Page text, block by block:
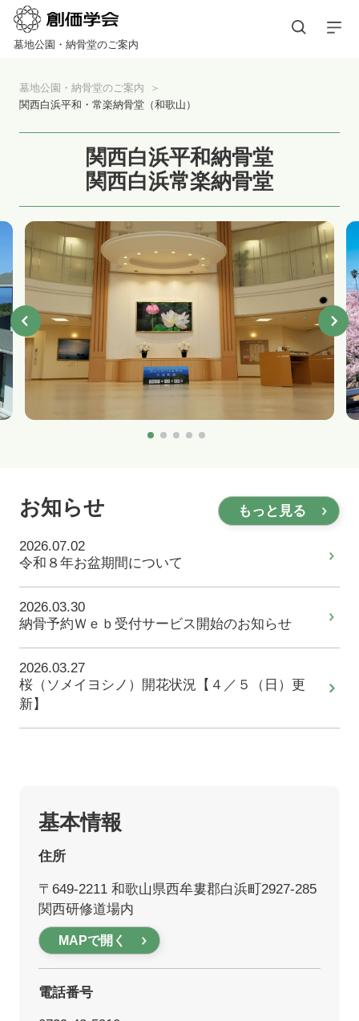
墓地公園・納骨堂のご案内
墓地公園・納骨堂のご案内
関西白浜平和・常楽納骨堂（和歌山）
関西白浜平和納骨堂
関西白浜常楽納骨堂
1 2 3 4 5
お知らせ もっと見る
2026.07.02
令和８年お盆期間について
2026.03.30
納骨予約Ｗｅｂ受付サービス開始のお知らせ
2026.03.27
桜（ソメイヨシノ）開花状況【４／５（日）更
新】
基本情報
住所
〒649-2211 和歌山県西牟婁郡白浜町2927-285
関西研修道場内
MAPで開く
電話番号